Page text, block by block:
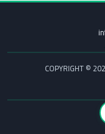
COPYRIGHT ©